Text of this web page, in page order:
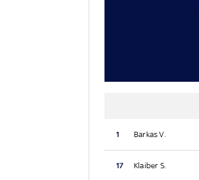
1 Barkas V.
17 Klaiber S.